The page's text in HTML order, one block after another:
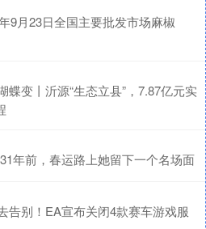
9月23日全国主要批发市场麻椒
蝶变丨沂源“生态立县”，7.87亿元实
年前，春运路上她留下一个名场面
告别！EA宣布关闭4款赛车游戏服